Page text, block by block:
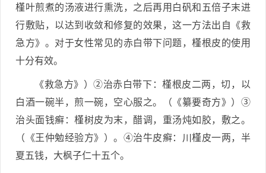
槿叶煎煮的汤液进行熏洗，之后再用白矾和五倍子末进
行敷贴，以达到收敛和修复的效果，这一方法出自《救
急方》。对于女性常见的赤白带下问题，槿根皮的使用
十分有效。
《救急方》）②治赤白带下：槿根皮二两，切，以
白酒一碗半，煎一碗，空心服之。（《纂要奇方》）③
治头面钱癣：槿树皮为末，醋调，重汤炖如胶，敷之。
（《王仲勉经验方》）。④治牛皮癣：川槿皮一两，半
夏五钱，大枫子仁十五个。